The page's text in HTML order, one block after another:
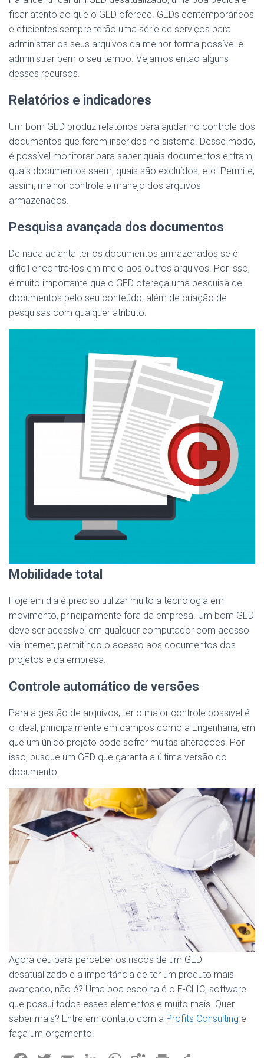
ficar atento ao que o GED oferece. GEDs contemporâneos
e eficientes sempre terão uma série de serviços para
administrar os seus arquivos da melhor forma possível e
administrar bem o seu tempo. Vejamos então alguns
desses recursos.
Relatórios e indicadores
Um bom GED produz relatórios para ajudar no controle dos
documentos que forem inseridos no sistema. Desse modo,
é possível monitorar para saber quais documentos entram,
quais documentos saem, quais são excluídos, etc. Permite,
assim, melhor controle e manejo dos arquivos
armazenados.
Pesquisa avançada dos documentos
De nada adianta ter os documentos armazenados se é
difícil encontrá-los em meio aos outros arquivos. Por isso,
é muito importante que o GED ofereça uma pesquisa de
documentos pelo seu conteúdo, além de criação de
pesquisas com qualquer atributo.
Mobilidade total
Hoje em dia é preciso utilizar muito a tecnologia em
movimento, principalmente fora da empresa. Um bom GED
deve ser acessível em qualquer computador com acesso
via internet, permitindo o acesso aos documentos dos
projetos e da empresa.
Controle automático de versões
Para a gestão de arquivos, ter o maior controle possível é
o ideal, principalmente em campos como a Engenharia, em
que um único projeto pode sofrer muitas alterações. Por
isso, busque um GED que garanta a última versão do
documento.
Agora deu para perceber os riscos de um GED
desatualizado e a importância de ter um produto mais
avançado, não é? Uma boa escolha é o E-CLIC, software
que possui todos esses elementos e muito mais. Quer
saber mais? Entre em contato com a Profits Consulting e
faça um orçamento!